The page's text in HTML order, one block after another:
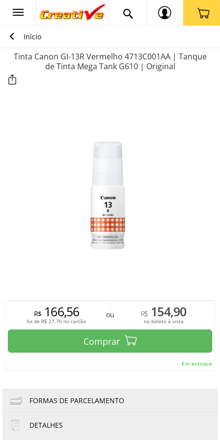
Início
Tinta Canon GI-13R Vermelho 4713C001AA | Tanque
de Tinta Mega Tank G610 | Original
R$166,56
6x de R$ 27,76 no cartão
ou R$ 154,90
no boleto à vista
Comprar
Em estoque
FORMAS DE PARCELAMENTO
1x de R$166,56
DETALHES